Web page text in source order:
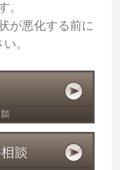
。
が悪化する前に
。